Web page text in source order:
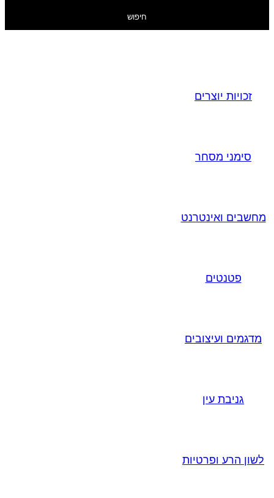
חיפוש
זכויות יוצרים
סימני מסחר
מחשבים ואינטרנט
פטנטים
מדגמים ועיצובים
גניבת עין
לשון הרע ופרטיות